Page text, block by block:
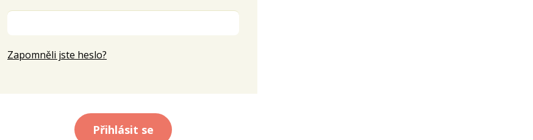
Zapomněli jste heslo?
Přihlásit se